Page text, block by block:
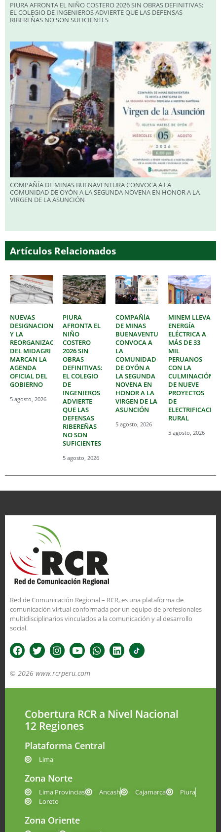
PIURA AFRONTA EL NIÑO COSTERO 2026 SIN OBRAS DEFINITIVAS:
EL COLEGIO DE INGENIEROS ADVIERTE QUE LAS DEFENSAS
RIBEREÑAS NO SON SUFICIENTES
COMPAÑÍA DE MINAS BUENAVENTURA CONVOCA A LA
COMUNIDAD DE OYÓN A LA SEGUNDA NOVENA EN HONOR A LA
VIRGEN DE LA ASUNCIÓN
Artículos Relacionados
NUEVAS
DESIGNACIONES
Y LA
REORGANIZACIÓN
DEL MIDAGRI
MARCAN LA
AGENDA
OFICIAL DEL
GOBIERNO
5 agosto, 2026
PIURA
AFRONTA EL
NIÑO
COSTERO
2026 SIN
OBRAS
DEFINITIVAS:
EL COLEGIO
DE
INGENIEROS
ADVIERTE
QUE LAS
DEFENSAS
RIBEREÑAS
NO SON
SUFICIENTES
5 agosto, 2026
COMPAÑÍA
DE MINAS
BUENAVENTURA
CONVOCA A
LA
COMUNIDAD
DE OYÓN A
LA SEGUNDA
NOVENA EN
HONOR A LA
VIRGEN DE LA
ASUNCIÓN
5 agosto, 2026
MINEM LLEVA
ENERGÍA
ELÉCTRICA A
MÁS DE 33
MIL
PERUANOS
CON LA
CULMINACIÓN
DE NUEVE
PROYECTOS
DE
ELECTRIFICACIÓN
RURAL
5 agosto, 2026
Red de Comunicación Regional – RCR, es una plataforma de
comunicación virtual conformada por un equipo de profesionales
multidisciplinarios vinculados a la comunicación y al desarrollo
social.
© 2026 www.rcrperu.com
Cobertura RCR a Nivel Nacional
12 Regiones
Plataforma Central
Lima
Zona Norte
Lima Provincias Ancash Cajamarca
Piura
Loreto
Zona Oriente